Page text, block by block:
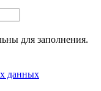
для заполнения.
данных